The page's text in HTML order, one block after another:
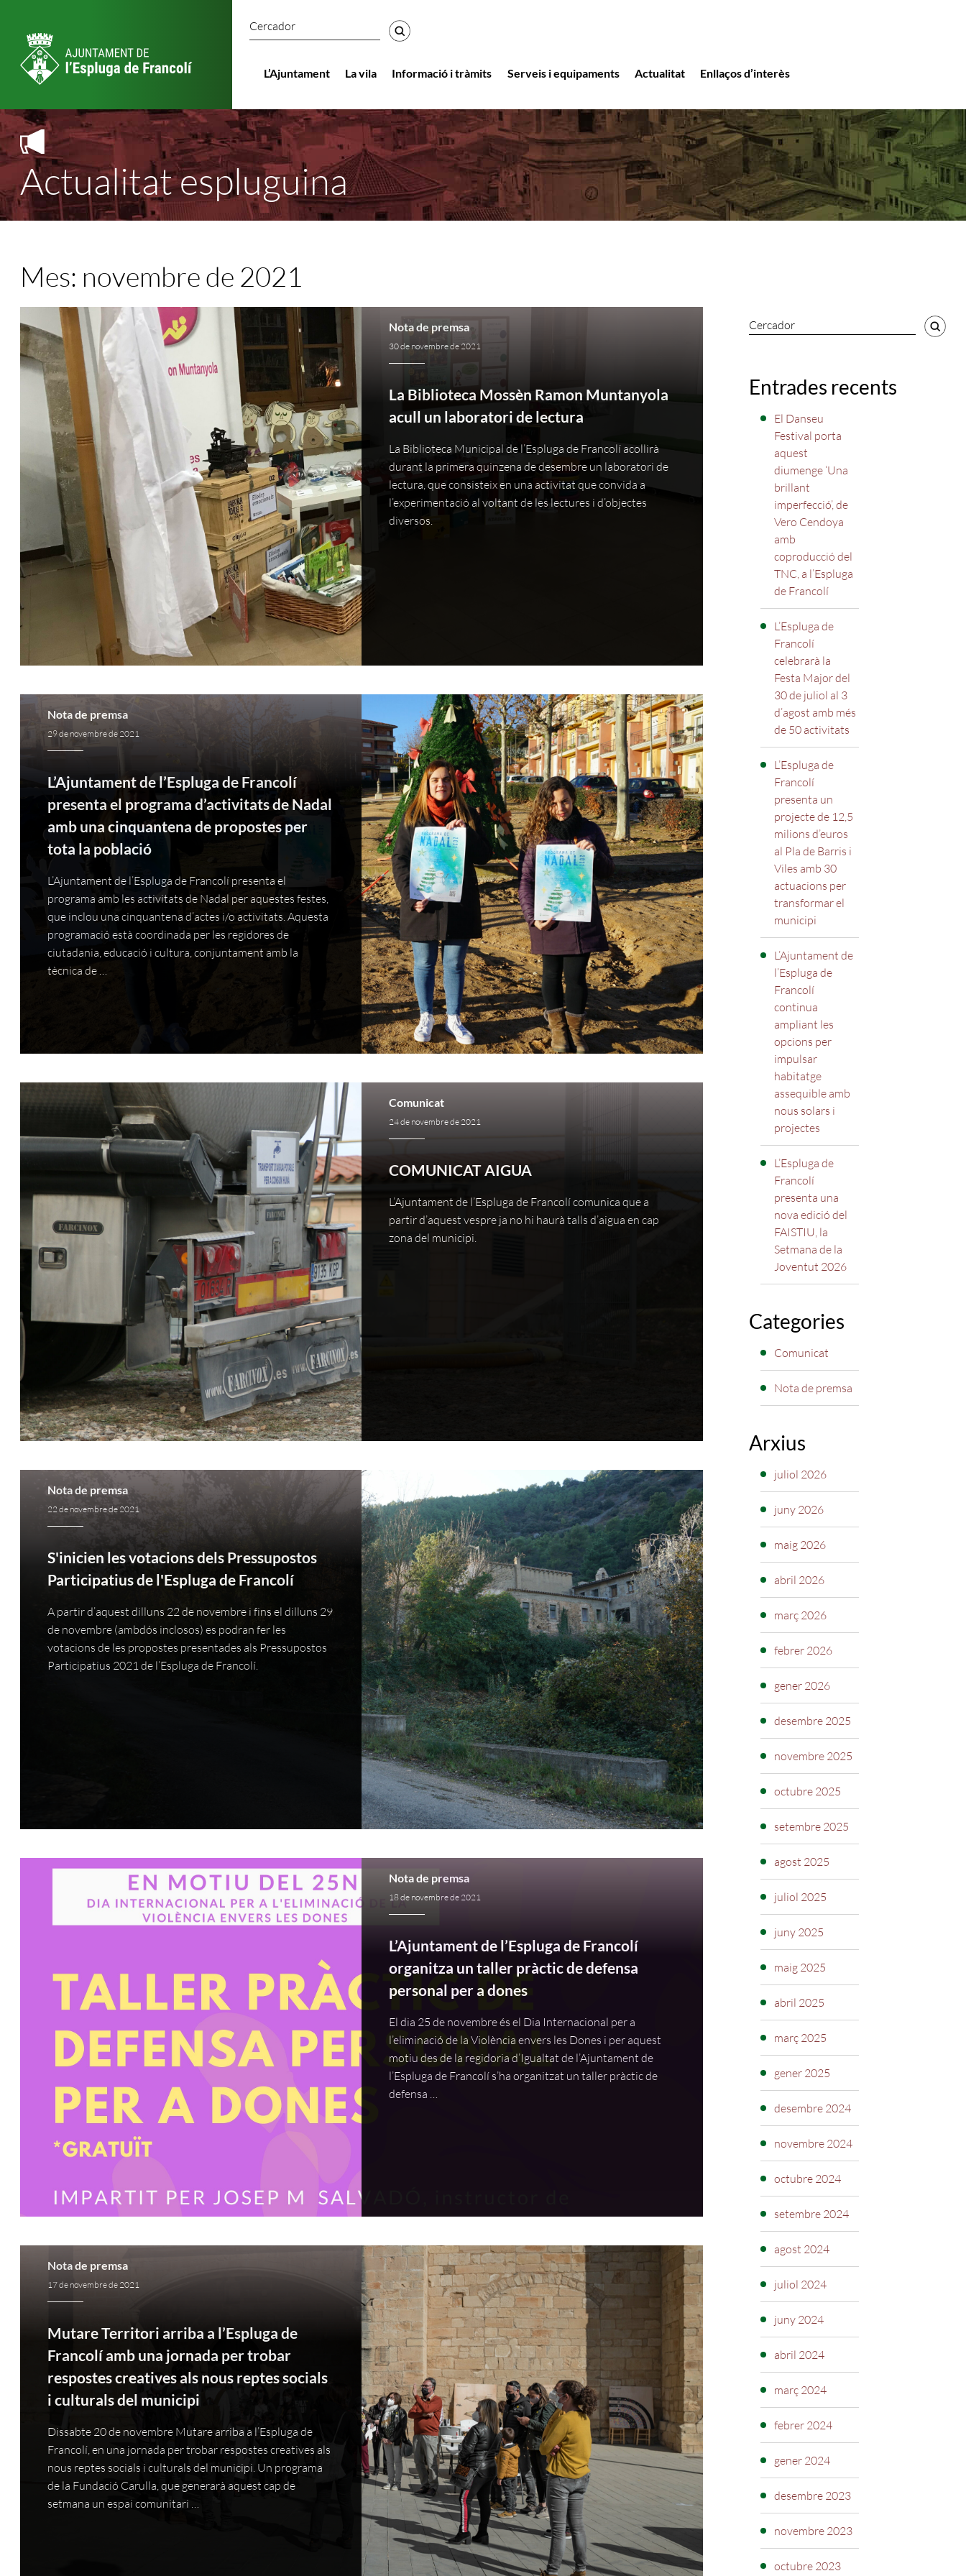
Cercador
L’Ajuntament La vila Informació i tràmits Serveis i equipaments Actualitat Enllaços d’interès
Actualitat espluguina
Mes: novembre de 2021
Nota de premsa
30 de novembre de 2021
La Biblioteca Mossèn Ramon Muntanyola
acull un laboratori de lectura
La Biblioteca Municipal de l’Espluga de Francolí acollirà
durant la primera quinzena de desembre un laboratori de
lectura, que consisteix en una activitat que convida a
l’experimentació al voltant de les lectures i d’objectes
diversos.
Nota de premsa
29 de novembre de 2021
L’Ajuntament de l’Espluga de Francolí
presenta el programa d’activitats de Nadal
amb una cinquantena de propostes per
tota la població
L’Ajuntament de l’Espluga de Francolí presenta el
programa amb les activitats de Nadal per aquestes festes,
que inclou una cinquantena d’actes i/o activitats. Aquesta
programació està coordinada per les regidores de
ciutadania, educació i cultura, conjuntament amb la
tècnica de …
Comunicat
24 de novembre de 2021
COMUNICAT AIGUA
L’Ajuntament de l’Espluga de Francolí comunica que a
partir d’aquest vespre ja no hi haurà talls d’aigua en cap
zona del municipi.
Nota de premsa
22 de novembre de 2021
S'inicien les votacions dels Pressupostos
Participatius de l'Espluga de Francolí
A partir d’aquest dilluns 22 de novembre i fins el dilluns 29
de novembre (ambdós inclosos) es podran fer les
votacions de les propostes presentades als Pressupostos
Participatius 2021 de l’Espluga de Francolí.
Nota de premsa
18 de novembre de 2021
L’Ajuntament de l’Espluga de Francolí
organitza un taller pràctic de defensa
personal per a dones
El dia 25 de novembre és el Dia Internacional per a
l’eliminació de la Violència envers les Dones i per aquest
motiu des de la regidoria d’Igualtat de l’Ajuntament de
l’Espluga de Francolí s’ha organitzat un taller pràctic de
defensa …
Nota de premsa
17 de novembre de 2021
Mutare Territori arriba a l’Espluga de
Francolí amb una jornada per trobar
respostes creatives als nous reptes socials
i culturals del municipi
Dissabte 20 de novembre Mutare arriba a l’Espluga de
Francolí, en una jornada per trobar respostes creatives als
nous reptes socials i culturals del municipi. Un programa
de la Fundació Carulla, que generarà aquest cap de
setmana un espai comunitari …
Cercador
Entrades recents
El Danseu
Festival porta
aquest
diumenge ‘Una
brillant
imperfecció’, de
Vero Cendoya
amb
coproducció del
TNC, a l’Espluga
de Francolí
L’Espluga de
Francolí
celebrarà la
Festa Major del
30 de juliol al 3
d’agost amb més
de 50 activitats
L’Espluga de
Francolí
presenta un
projecte de 12,5
milions d’euros
al Pla de Barris i
Viles amb 30
actuacions per
transformar el
municipi
L’Ajuntament de
l’Espluga de
Francolí
continua
ampliant les
opcions per
impulsar
habitatge
assequible amb
nous solars i
projectes
L’Espluga de
Francolí
presenta una
nova edició del
FAISTIU, la
Setmana de la
Joventut 2026
Categories
Comunicat
Nota de premsa
Arxius
juliol 2026
juny 2026
maig 2026
abril 2026
març 2026
febrer 2026
gener 2026
desembre 2025
novembre 2025
octubre 2025
setembre 2025
agost 2025
juliol 2025
juny 2025
maig 2025
abril 2025
març 2025
gener 2025
desembre 2024
novembre 2024
octubre 2024
setembre 2024
agost 2024
juliol 2024
juny 2024
abril 2024
març 2024
febrer 2024
gener 2024
desembre 2023
novembre 2023
octubre 2023